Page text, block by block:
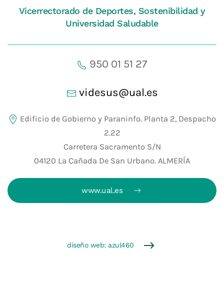
Vicerrectorado de Deportes, Sostenibilidad y
Universidad Saludable
950 01 51 27
videsus@ual.es
Edificio de Gobierno y Paraninfo. Planta 2, Despacho
2.22
Carretera Sacramento S/N
04120 La Cañada De San Urbano. ALMERÍA
www.ual.es
diseño web: azul460